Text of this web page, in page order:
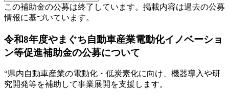
この補助金の公募は終了しています。 掲載内容は過去の公募
情報に基づいています。
令和8年度やまぐち自動車産業電動化イノベーショ
ン等促進補助金の公募について
“県内自動車産業の電動化・低炭素化に向け、機器導入や研
究開発等を補助して事業展開を支援します。